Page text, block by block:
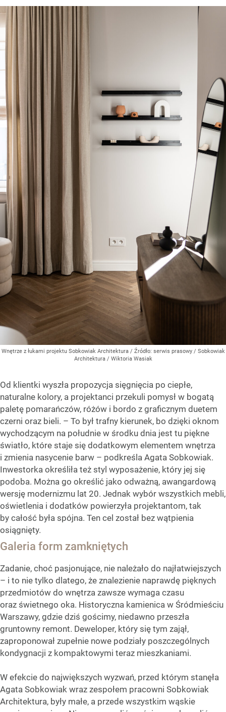
Wnętrze z łukami projektu Sobkowiak Architektura / Źródło: serwis prasowy / Sobkowiak
Architektura / Wiktoria Wasiak
Od klientki wyszła propozycja sięgnięcia po ciepłe,
naturalne kolory, a projektanci przekuli pomysł w bogatą
paletę pomarańczów, różów i bordo z graficznym duetem
czerni oraz bieli. – To był trafny kierunek, bo dzięki oknom
wychodzącym na południe w środku dnia jest tu piękne
światło, które staje się dodatkowym elementem wnętrza
i zmienia nasycenie barw – podkreśla Agata Sobkowiak.
Inwestorka określiła też styl wyposażenie, który jej się
podoba. Można go określić jako odważną, awangardową
wersję modernizmu lat 20. Jednak wybór wszystkich mebli,
oświetlenia i dodatków powierzyła projektantom, tak
by całość była spójna. Ten cel został bez wątpienia
osiągnięty.
Galeria form zamkniętych
Zadanie, choć pasjonujące, nie należało do najłatwiejszych
– i to nie tylko dlatego, że znalezienie naprawdę pięknych
przedmiotów do wnętrza zawsze wymaga czasu
oraz świetnego oka. Historyczna kamienica w Śródmieściu
Warszawy, gdzie dziś gościmy, niedawno przeszła
gruntowny remont. Deweloper, który się tym zajął,
zaproponował zupełnie nowe podziały poszczególnych
kondygnacji z kompaktowymi teraz mieszkaniami.
W efekcie do największych wyzwań, przed którym stanęła
Agata Sobkowiak wraz zespołem pracowni Sobkowiak
Architektura, były małe, a przede wszystkim wąskie